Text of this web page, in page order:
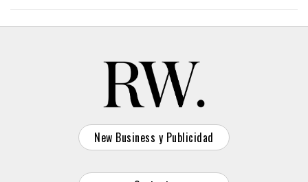
New Business y Publicidad